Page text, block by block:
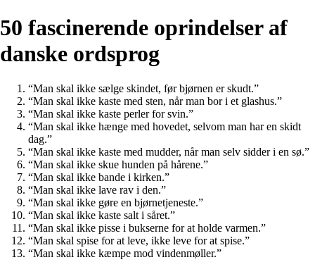
50 fascinerende oprindelser af
danske ordsprog
“Man skal ikke sælge skindet, før bjørnen er skudt.”
“Man skal ikke kaste med sten, når man bor i et glashus.”
“Man skal ikke kaste perler for svin.”
“Man skal ikke hænge med hovedet, selvom man har en skidt
dag.”
“Man skal ikke kaste med mudder, når man selv sidder i en sø.”
“Man skal ikke skue hunden på hårene.”
“Man skal ikke bande i kirken.”
“Man skal ikke lave rav i den.”
“Man skal ikke gøre en bjørnetjeneste.”
“Man skal ikke kaste salt i såret.”
“Man skal ikke pisse i bukserne for at holde varmen.”
“Man skal spise for at leve, ikke leve for at spise.”
“Man skal ikke kæmpe mod vindenmøller.”